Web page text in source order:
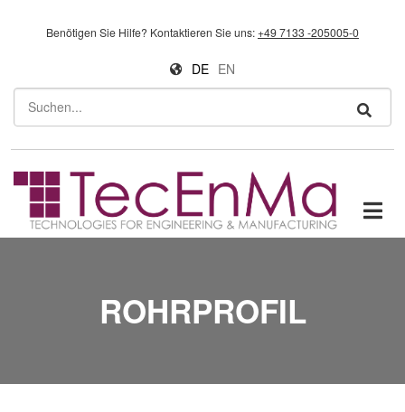
Benötigen Sie Hilfe? Kontaktieren Sie uns:+49 7133 -205005-0
DE EN
Suchen
ROHRPROFIL